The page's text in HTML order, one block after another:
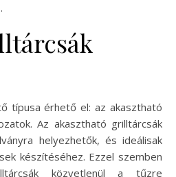
típusa érhető el: az akasztható
Az akasztható grilltárcsák
helyezhetők, és ideálisak
készítéséhez. Ezzel szemben
közvetlenül a tűzre